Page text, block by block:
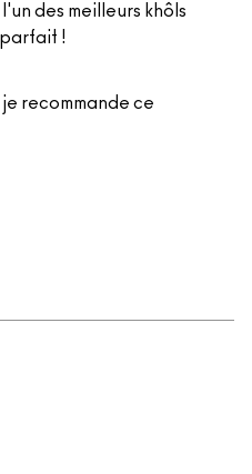
des meilleurs khôls
!
je recommande ce